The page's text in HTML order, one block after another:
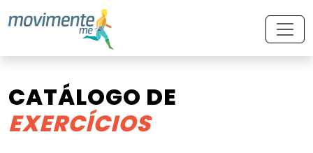
CATÁLOGO DE
EXERCÍCIOS